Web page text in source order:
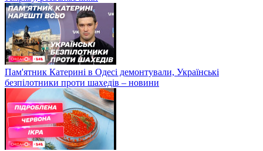
Пам'ятник Катерині в Одесі демонтували, Українські
безпілотники проти шахедів – новини